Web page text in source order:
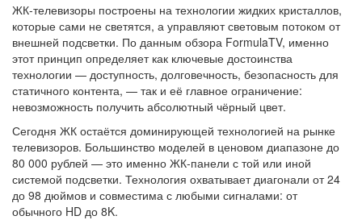
ЖК-телевизоры построены на технологии жидких кристаллов,
которые сами не светятся, а управляют световым потоком от
внешней подсветки. По данным обзора FormulaTV, именно
этот принцип определяет как ключевые достоинства
технологии — доступность, долговечность, безопасность для
статичного контента, — так и её главное ограничение:
невозможность получить абсолютный чёрный цвет.
Сегодня ЖК остаётся доминирующей технологией на рынке
телевизоров. Большинство моделей в ценовом диапазоне до
80 000 рублей — это именно ЖК-панели с той или иной
системой подсветки. Технология охватывает диагонали от 24
до 98 дюймов и совместима с любыми сигналами: от
обычного HD до 8K.